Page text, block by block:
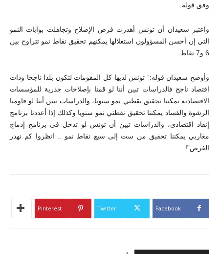
وفق قوله.
واعتبر سعيدان أن تونس أهدرت فرص الإصلاح وتجاهلت بوابات النمو
التي إن أحسن المسؤولون استغلالها يمكنهم تحقيق نقاط نمو تتراوح بين
6 و7 نقاط.
وأوضح سعيدان قوله:” تونس لديها كل المقومات لتكون بلدا ناجحا وذات
اقتصاد ناجح فالدراسات تبين أننا لو قمنا بإصلاحات جذرية للمؤسسات
الاقتصادية يمكننا تحقيق نقطتي نمو سنويا، والدراسات تبين أننا لو قاومنا
الرشوة والفساد يمكننا تحقيق نقطتي نمو سنويا وكذلك إذا أعددنا برنامج
إنقاذ اقتصادي، والدراسات تبين أن تونس لو تدخل في برنامج إدماج
مغاربي يمكننا تحقيق من ست إلى سبع نقاط نمو .. انظروا كم نهدر
الفرص”!
Facebook
Twitter
Pinterest